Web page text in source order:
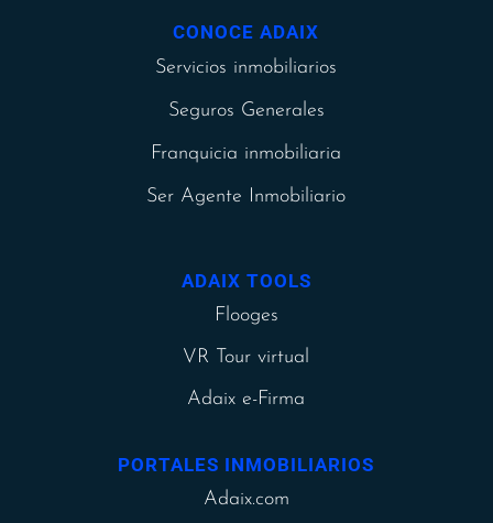
CONOCE ADAIX
Servicios inmobiliarios
Seguros Generales
Franquicia inmobiliaria
Ser Agente Inmobiliario
ADAIX TOOLS
Flooges
VR Tour virtual
Adaix e-Firma
PORTALES INMOBILIARIOS
Adaix.com